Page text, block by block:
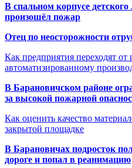
В спальном корпусе
произошёл пожар
Отец по неосторожности
Как предприятия переходят от
автоматизированному
В Барановичском районе
за высокой пожарной
Как оценить качество
закрытой площадке
В Барановичах подросток
дороге и попал в реанимацию